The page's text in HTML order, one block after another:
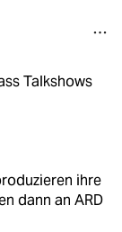
Talkshows
ihre
dann an ARD